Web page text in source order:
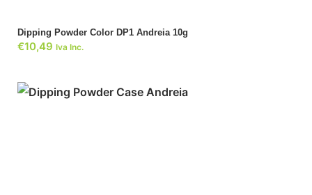
Dipping Powder Color DP1 Andreia 10g
€10,49 Iva Inc.